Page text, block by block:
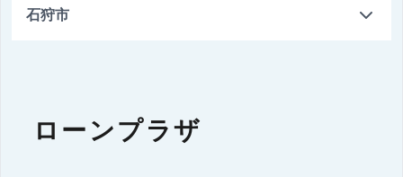
信後の管理（代位弁済後の求償権、裁判・調停等により
ことに同意します。（ただし、担保提供者（連帯債務
者・連帯保証人を兼ねている場合を除く）には、第２条
「個人情報の取り扱いに関する同意
011-611-4261
西町支店
手稲支店
札幌市手稲区前田1条10丁目3番20号
石狩市
0133-64-2205
ローンプラザ